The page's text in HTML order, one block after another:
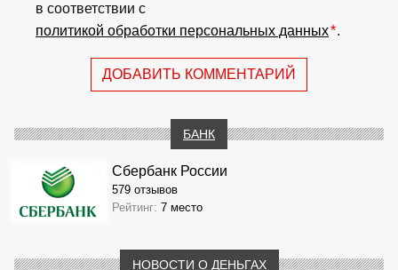
в соответствии с
политикой обработки персональных данных*.
ДОБАВИТЬ КОММЕНТАРИЙ
БАНК
Сбербанк России
579 отзывов
Рейтинг: 7 место
НОВОСТИ О ДЕНЬГАХ